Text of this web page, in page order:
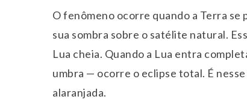
O fenômeno ocorre quando a Terra
sua sombra sobre o satélite natural.
Lua cheia. Quando a Lua entra
umbra — ocorre o eclipse total. É
alaranjada.